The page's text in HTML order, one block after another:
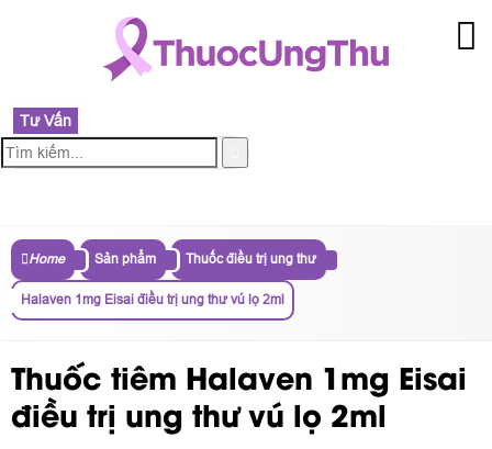
Tư Vấn
Home Sản phẩm Thuốc điều trị ung thư
Halaven 1mg Eisai điều trị ung thư vú lọ 2ml
Thuốc tiêm Halaven 1mg Eisai
điều trị ung thư vú lọ 2ml